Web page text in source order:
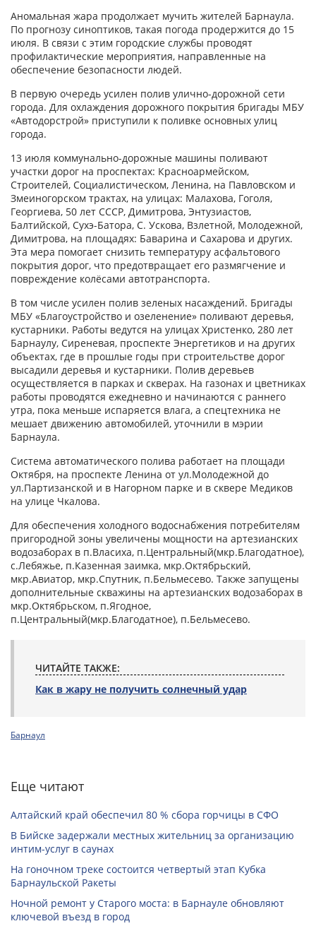
Аномальная жара продолжает мучить жителей Барнаула.
По прогнозу синоптиков, такая погода продержится до 15
июля. В связи с этим городские службы проводят
профилактические мероприятия, направленные на
обеспечение безопасности людей.
В первую очередь усилен полив улично-дорожной сети
города. Для охлаждения дорожного покрытия бригады МБУ
«Автодорстрой» приступили к поливке основных улиц
города.
13 июля коммунально-дорожные машины поливают
участки дорог на проспектах: Красноармейском,
Строителей, Социалистическом, Ленина, на Павловском и
Змеиногорском трактах, на улицах: Малахова, Гоголя,
Георгиева, 50 лет СССР, Димитрова, Энтузиастов,
Балтийской, Сухэ-Батора, С. Ускова, Взлетной, Молодежной,
Димитрова, на площадях: Баварина и Сахарова и других.
Эта мера помогает снизить температуру асфальтового
покрытия дорог, что предотвращает его размягчение и
повреждение колёсами автотранспорта.
В том числе усилен полив зеленых насаждений. Бригады
МБУ «Благоустройство и озеленение» поливают деревья,
кустарники. Работы ведутся на улицах Христенко, 280 лет
Барнаулу, Сиреневая, проспекте Энергетиков и на других
объектах, где в прошлые годы при строительстве дорог
высадили деревья и кустарники. Полив деревьев
осуществляется в парках и скверах. На газонах и цветниках
работы проводятся ежедневно и начинаются с раннего
утра, пока меньше испаряется влага, а спецтехника не
мешает движению автомобилей, уточнили в мэрии
Барнаула.
Система автоматического полива работает на площади
Октября, на проспекте Ленина от ул.Молодежной до
ул.Партизанской и в Нагорном парке и в сквере Медиков
на улице Чкалова.
Для обеспечения холодного водоснабжения потребителям
пригородной зоны увеличены мощности на артезианских
водозаборах в п.Власиха, п.Центральный(мкр.Благодатное),
с.Лебяжье, п.Казенная заимка, мкр.Октябрьский,
мкр.Авиатор, мкр.Спутник, п.Бельмесево. Также запущены
дополнительные скважины на артезианских водозаборах в
мкр.Октябрьском, п.Ягодное,
п.Центральный(мкр.Благодатное), п.Бельмесево.
ЧИТАЙТЕ ТАКЖЕ:
Как в жару не получить солнечный удар
Барнаул
Еще читают
Алтайский край обеспечил 80 % сбора горчицы в СФО
В Бийске задержали местных жительниц за организацию
интим-услуг в саунах
На гоночном треке состоится четвертый этап Кубка
Барнаульской Ракеты
Ночной ремонт у Старого моста: в Барнауле обновляют
ключевой въезд в город